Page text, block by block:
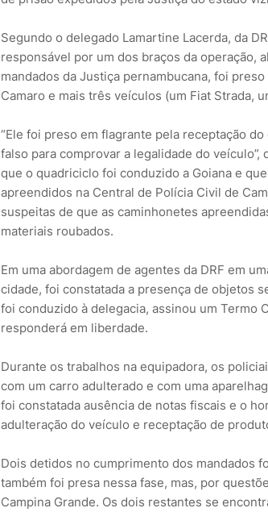
Segundo o delegado Lamartine Lacerda, da
responsável por um dos braços da operação,
mandados da Justiça pernambucana, foi
Camaro e mais três veículos (um Fiat Strada,
“Ele foi preso em flagrante pela receptação
falso para comprovar a legalidade do
que o quadriciclo foi conduzido a Goiana e
apreendidos na Central de Polícia Civil de
suspeitas de que as caminhonetes
materiais roubados.
Em uma abordagem de agentes da DRF em
cidade, foi constatada a presença de objetos
foi conduzido à delegacia, assinou um Termo
responderá em liberdade.
Durante os trabalhos na equipadora, os
com um carro adulterado e com uma
foi constatada ausência de notas fiscais e o
adulteração do veículo e receptação de
Dois detidos no cumprimento dos mandados
também foi presa nessa fase, mas, por
Campina Grande. Os dois restantes se